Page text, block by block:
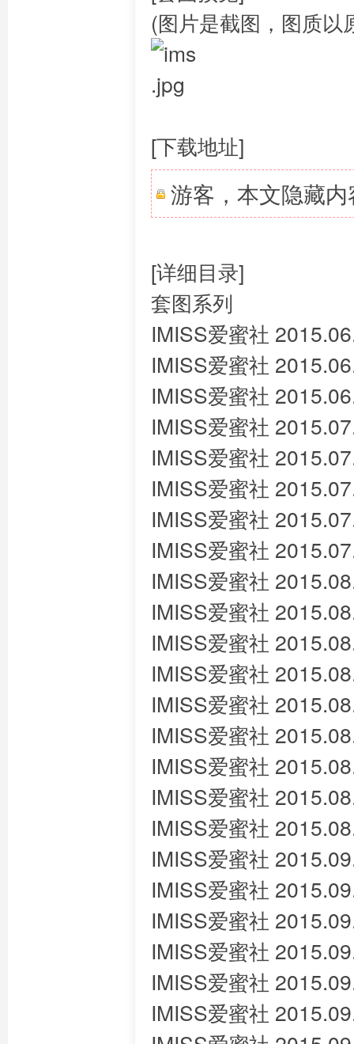
(图片是截图，图质以
[下载地址]
游客，本文隐藏内
[详细目录]
套图系列
IMISS爱蜜社
IMISS爱蜜社
IMISS爱蜜社
IMISS爱蜜社
IMISS爱蜜社
IMISS爱蜜社
IMISS爱蜜社
IMISS爱蜜社
IMISS爱蜜社
IMISS爱蜜社
IMISS爱蜜社
IMISS爱蜜社
IMISS爱蜜社
IMISS爱蜜社
IMISS爱蜜社
IMISS爱蜜社
IMISS爱蜜社
IMISS爱蜜社
IMISS爱蜜社
IMISS爱蜜社
IMISS爱蜜社
IMISS爱蜜社
IMISS爱蜜社